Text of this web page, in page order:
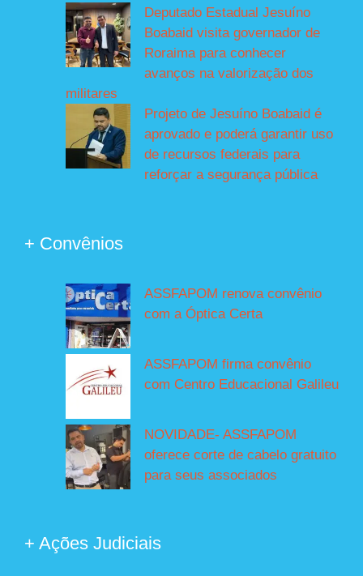
Deputado Estadual Jesuíno
Boabaid visita governador de
Roraima para conhecer
avanços na valorização dos
militares
Projeto de Jesuíno Boabaid é
aprovado e poderá garantir uso
de recursos federais para
reforçar a segurança pública
+ Convênios
ASSFAPOM renova convênio
com a Óptica Certa
ASSFAPOM firma convênio
com Centro Educacional Galileu
NOVIDADE- ASSFAPOM
oferece corte de cabelo gratuito
para seus associados
+ Ações Judiciais